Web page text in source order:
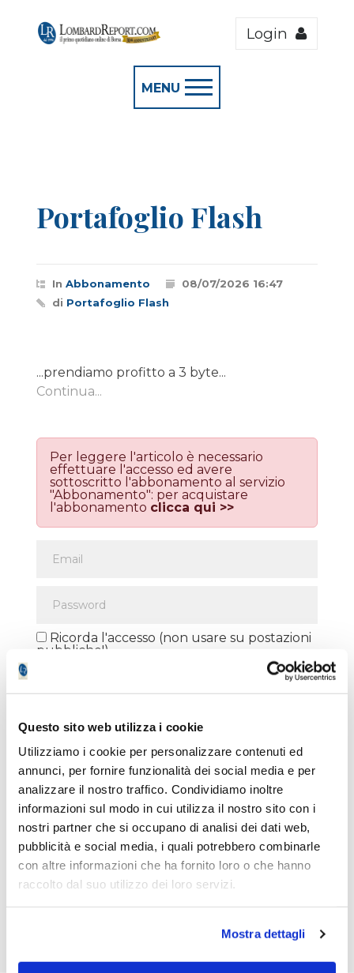
Questo sito web utilizza i cookie
Utilizziamo i cookie per personalizzare contenuti ed
annunci, per fornire funzionalità dei social media e per
analizzare il nostro traffico. Condividiamo inoltre
informazioni sul modo in cui utilizza il nostro sito con i
nostri partner che si occupano di analisi dei dati web,
pubblicità e social media, i quali potrebbero combinarle
con altre informazioni che ha fornito loro o che hanno
raccolto dal suo utilizzo dei loro servizi.
Mostra dettagli
Login
MENU
Portafoglio Flash
In Abbonamento
08/07/2026 16:47
di Portafoglio Flash
...prendiamo profitto a 3 byte...
Continua...
Per leggere l'articolo è necessario
effettuare l'accesso ed avere
sottoscritto l'abbonamento al servizio
"Abbonamento": per acquistare
l'abbonamento clicca qui >>
Ricorda l'accesso (non usare su postazioni
pubbliche!)
Non sei ancora iscritto a Lombardreport?
L'abbonamento ti offre l'accesso a tutto
l'archivio free senza limitazioni, discussioni
online con i nostri trader, newsletter
periodiche con i migliori articoli, anteprima
inviti ad eventi e corsi, promozioni free
riservate e l'
accesso gratuito per 7 giorni
ai servizi premium